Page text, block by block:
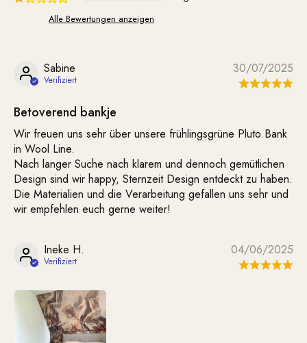
Alle Bewertungen anzeigen
30/07/2025
Sabine
Betoverend bankje
Wir freuen uns sehr über unsere frühlingsgrüne Pluto Bank
in Wool Line.
Nach langer Suche nach klarem und dennoch gemütlichen
Design sind wir happy, Sternzeit Design entdeckt zu haben.
Die Materialien und die Verarbeitung gefallen uns sehr und
wir empfehlen euch gerne weiter!
04/06/2025
Ineke H.